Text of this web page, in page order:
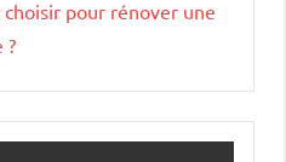
pour rénover une
?